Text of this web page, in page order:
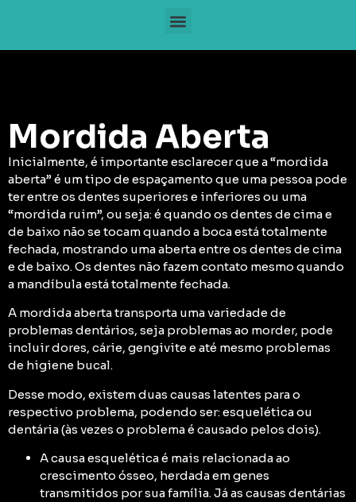
Mordida Aberta
Inicialmente, é importante esclarecer que a“mordida
aberta” é um tipo de espaçamento que uma pessoa pode
ter entre os dentes superiores e inferiores ou uma
“mordida ruim”, ou seja: é quando os dentes de cima e
de baixo não se tocam quando a boca está totalmente
fechada, mostrando uma aberta entre os dentes de cima
e de baixo. Os dentes não fazem contato mesmo quando
a mandíbula está totalmente fechada.
A mordida aberta transporta uma variedade de
problemas dentários, seja problemas ao morder, pode
incluir dores, cárie, gengivite e até mesmo problemas
de higiene bucal.
Desse modo, existem duas causas latentes para o
respectivo problema, podendo ser: esquelética ou
dentária (às vezes o problema é causado pelos dois).
A causa esquelética é mais relacionada ao
crescimento ósseo, herdada em genes
transmitidos por sua família. Já as causas dentárias